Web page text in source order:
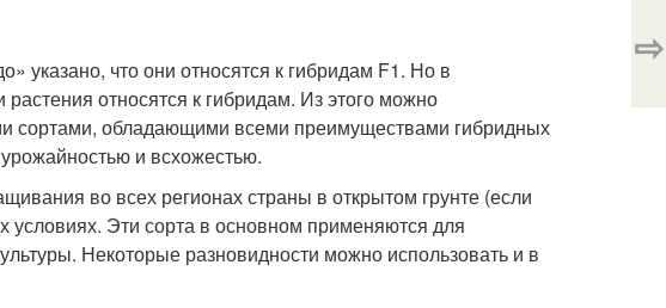
указано, что они относятся к гибридам F1. Но в
относятся к гибридам. Из этого можно
сортами, обладающими всеми преимуществами гибридных
и всхожестью.
во всех регионах страны в открытом грунте (если
условиях. Эти сорта в основном применяются для
Некоторые разновидности можно использовать и в
⇨